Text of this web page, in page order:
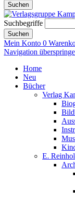
Suchen
Suchbegriffe
Suchen
Mein Konto 0
Navigation
Home
Neu
Bücher
Verlag
E.